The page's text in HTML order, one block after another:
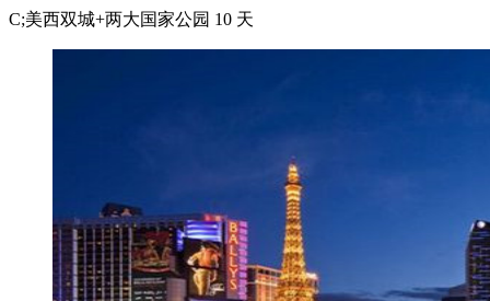
C;美西双城+两大国家公园 10 天